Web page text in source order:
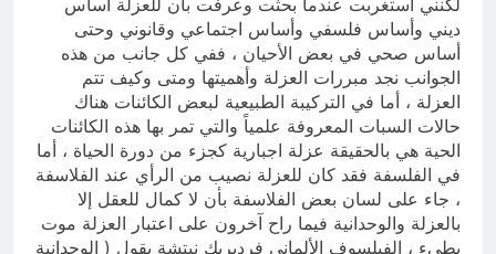
لكنني استغربت عندما بحثت وعرفت بأن للعزلة أساس
ديني وأساس فلسفي وأساس اجتماعي وقانوني وحتى
أساس صحي في بعض الأحيان ، ففي كل جانب من هذه
الجوانب نجد مبررات العزلة وأهميتها ومتى وكيف تتم
العزلة ، أما في التركيبة الطبيعية لبعض الكائنات هناك
حالات السبات المعروفة علمياً والتي تمر بها هذه الكائنات
الحية هي بالحقيقة عزلة اجبارية كجزء من دورة الحياة ، أما
في الفلسفة فقد كان للعزلة نصيب من الرأي عند الفلاسفة
، جاء على لسان بعض الفلاسفة بأن لا كمال للعقل إلا
بالعزلة والوحدانية فيما راح آخرون على اعتبار العزلة موت
بطيء ، الفيلسوف الألماني فرديريك نيتشة يقول ( الوحدانية